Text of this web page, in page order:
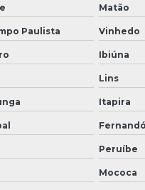
ltcat
de periculosidade
spda
de vizinhança
cautelar
do trabalho para o
Matão
Paulista Vinhedo
Ibiúna
Lins
Itapira
Peruíbe
Mococa